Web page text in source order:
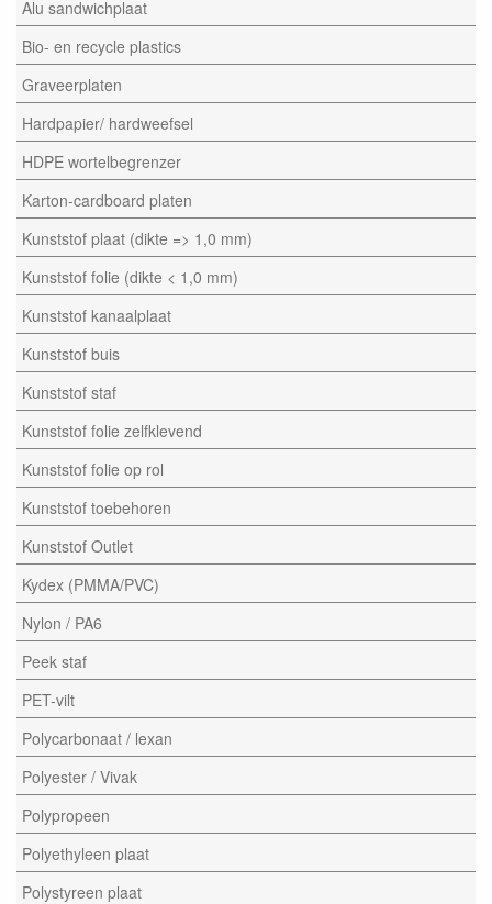
Alu sandwichplaat
Bio- en recycle plastics
Graveerplaten
Hardpapier/ hardweefsel
HDPE wortelbegrenzer
Karton-cardboard platen
Kunststof plaat (dikte => 1,0 mm)
Kunststof folie (dikte < 1,0 mm)
Kunststof kanaalplaat
Kunststof buis
Kunststof staf
Kunststof folie zelfklevend
Kunststof folie op rol
Kunststof toebehoren
Kunststof Outlet
Kydex (PMMA/PVC)
Nylon / PA6
Peek staf
PET-vilt
Polycarbonaat / lexan
Polyester / Vivak
Polypropeen
Polyethyleen plaat
Polystyreen plaat